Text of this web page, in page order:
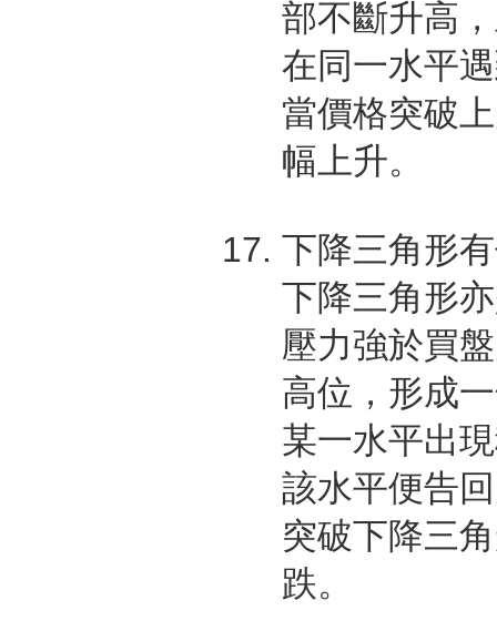
部不斷升高
在同一水平
當價格突破
幅上升。
下降三角形
下降三角形
壓力強於買
高位，形成
某一水平出
該水平便告
突破下降三
跌。